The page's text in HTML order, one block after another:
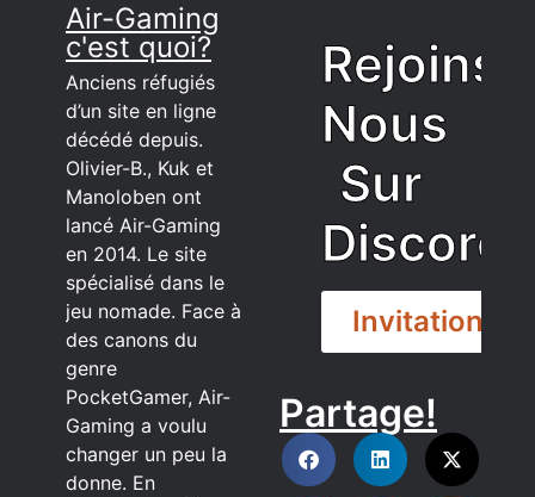
Air-Gaming
c'est quoi?
Anciens réfugiés
d’un site en ligne
décédé depuis.
Olivier-B., Kuk et
Manoloben ont
lancé Air-Gaming
en 2014. Le site
spécialisé dans le
jeu nomade. Face à
des canons du
genre
PocketGamer, Air-
Gaming a voulu
changer un peu la
donne. En
Rejoins
Nous
Sur
Discord
Invitation
DISCORD
Partage!